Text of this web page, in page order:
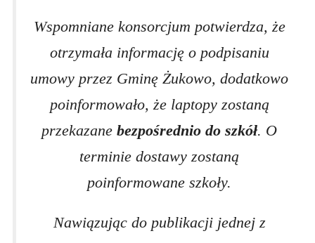
Wspomniane konsorcjum potwierdza, że
otrzymała informację o podpisaniu
umowy przez Gminę Żukowo, dodatkowo
poinformowało, że laptopy zostaną
przekazane bezpośrednio do szkół. O
terminie dostawy zostaną
poinformowane szkoły.
Nawiązując do publikacji jednej z